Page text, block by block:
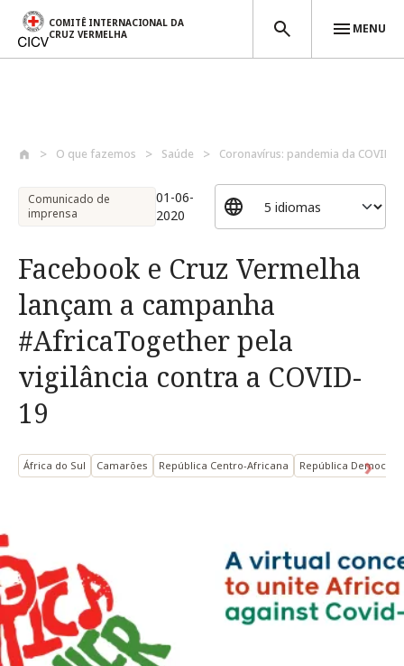
COMITÊ INTERNACIONAL DA
CRUZ VERMELHA
MENU
O que fazemos Saúde Coronavírus: pandemia da COVID-
Comunicado de
imprensa
01-06-
2020
Facebook e Cruz Vermelha
lançam a campanha
#AfricaTogether pela
vigilância contra a COVID-
19
África do Sul Camarões República Centro-Africana República